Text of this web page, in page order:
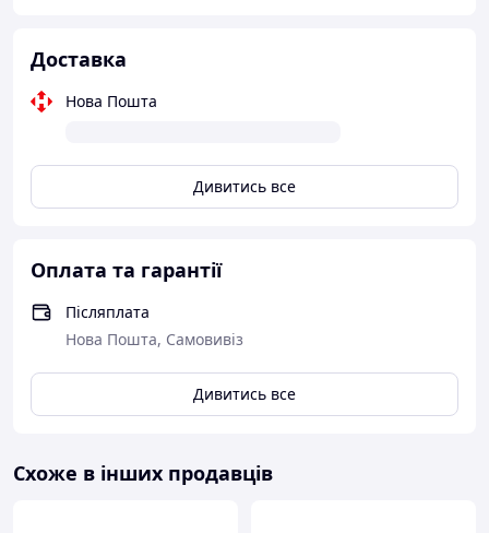
Доставка
Нова Пошта
Дивитись все
Оплата та гарантії
Післяплата
Нова Пошта, Самовивіз
Дивитись все
Схоже в інших продавців